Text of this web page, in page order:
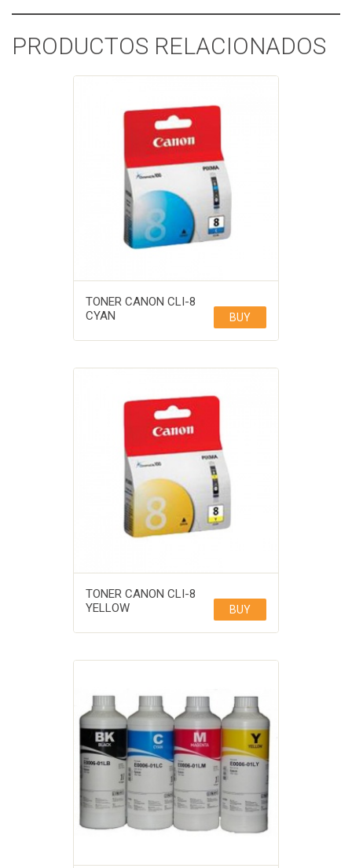
PRODUCTOS RELACIONADOS
TONER CANON CLI-8
CYAN
BUY
TONER CANON CLI-8
YELLOW
BUY